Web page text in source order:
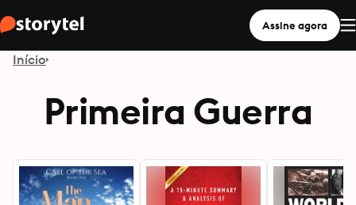
Assine agora
Início
Primeira Guerra